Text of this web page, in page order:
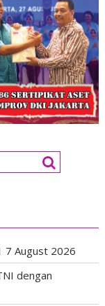
7 August 2026
dengan